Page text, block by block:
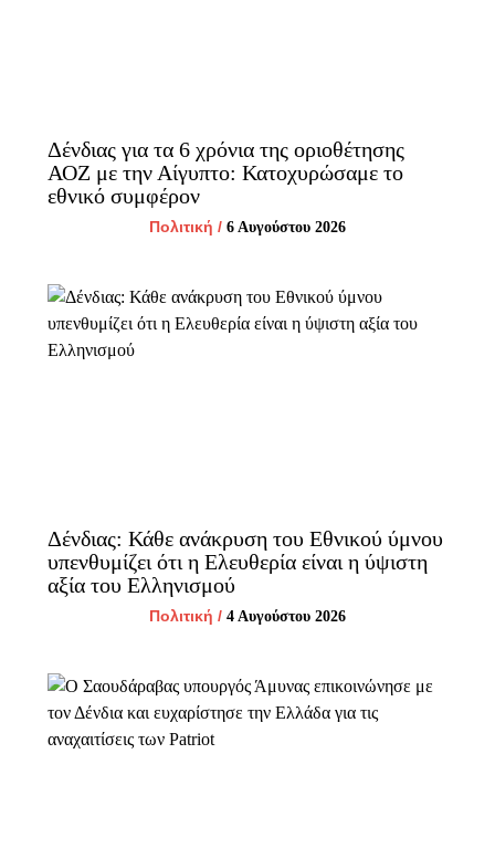
Δένδιας για τα 6 χρόνια της οριοθέτησης
ΑΟΖ με την Αίγυπτο: Κατοχυρώσαμε το
εθνικό συμφέρον
Πολιτική / 6 Αυγούστου 2026
Δένδιας: Κάθε ανάκρυση του Εθνικού ύμνου
υπενθυμίζει ότι η Ελευθερία είναι η ύψιστη
αξία του Ελληνισμού
Πολιτική / 4 Αυγούστου 2026